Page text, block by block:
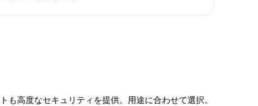
高度なセキュリティを提供。用途に合わせて選択。